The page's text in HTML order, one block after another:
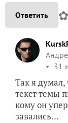
Ответить ✿
31
Так я думал,
текст темы
кому он
завались…